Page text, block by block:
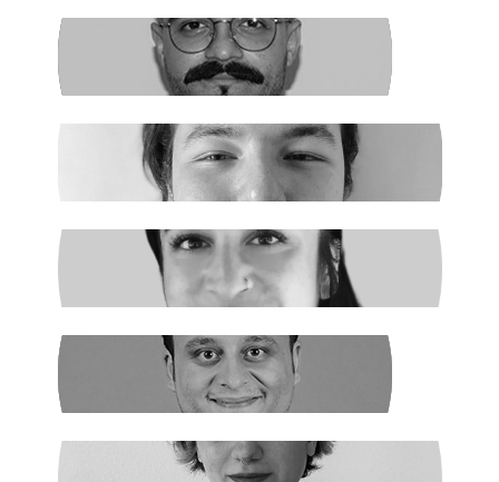
FIRAT ÖZTAŞ
AKP Kaybetti
EGE ŞAHİN
Madenciler İşaret Verdi
NURSELİ GÖZÜAÇIK
Şiddetin Faili, Çocukların Katili Kim?
NEHİR SEVİM
Dünya Çapında
ILGIN GÜRSES